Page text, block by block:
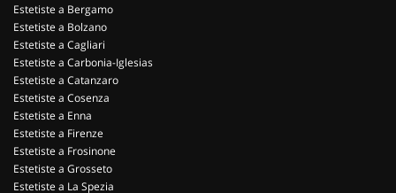
Estetiste a Bergamo
Estetiste a Bolzano
Estetiste a Cagliari
Estetiste a Carbonia-Iglesias
Estetiste a Catanzaro
Estetiste a Cosenza
Estetiste a Enna
Estetiste a Firenze
Estetiste a Frosinone
Estetiste a Grosseto
Estetiste a La Spezia